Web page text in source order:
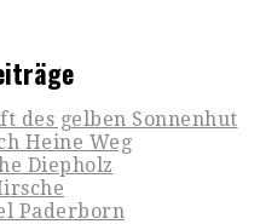
des gelben Sonnenhut
Heine Weg
Diepholz
Paderborn